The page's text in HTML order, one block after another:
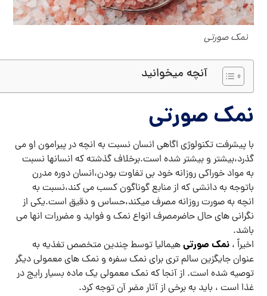
نمک صورتی
آنچه میخوانید
نمک صورتی
با پیشرفت تکنولوژی اگاهی انسان نسبت به انچه در پیرامون او می
گذرد،بیشتر و بیشتر شده است.برخلاف گذشته که انسانها نسبت
به مواد خوراکی روزانه خود بی تفاوت بودن،انسان دوره مدرن
باتوجه به دانشی که از منابع گوناگون کسب می کند،نسبت به
انچه به صورت روزانه مصرف میکند،حساس و دقیق است.یکی از
نگرانی های حال حاضرمصرف انواع نمک و فواید و مضررات انها می
باشد.
اخیراً ، نمک صورتیهیمالیا توسط چندین متخصص تغذیه به
عنوان جایگزین سالم تری برای نمک سفره و نمک های معمولی دیگر
توصیه شده است. از آنجا که نمک معمولی یک ماده بسیار رایج در
غذا است ، باید به برخی از آثار مضر آن توجه کرد.